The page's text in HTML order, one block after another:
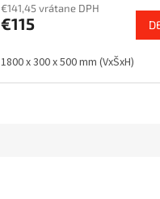
€141,45 vrátane DPH
€115
1800 x 300 x 500 mm (VxŠxH)